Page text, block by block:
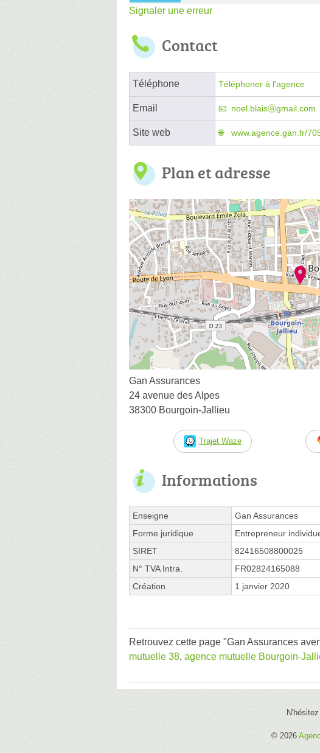
Signaler une erreur
Contact
Téléphone Téléphoner à l'agence
Email noel.blaisⓐgmail.com
Site web www.agence.gan.fr/
Plan et adresse
Gan Assurances
24 avenue des Alpes
38300 Bourgoin-Jallieu
Trajet Waze
Informations
Enseigne
Gan Assurances
Forme juridique
Entrepreneur
SIRET
82416508800025
N° TVA Intra.
FR02824165088
Création
1 janvier 2020
Retrouvez cette page "Gan Assurances
mutuelle 38, agence mutuelle Bourgoin-
© 2026